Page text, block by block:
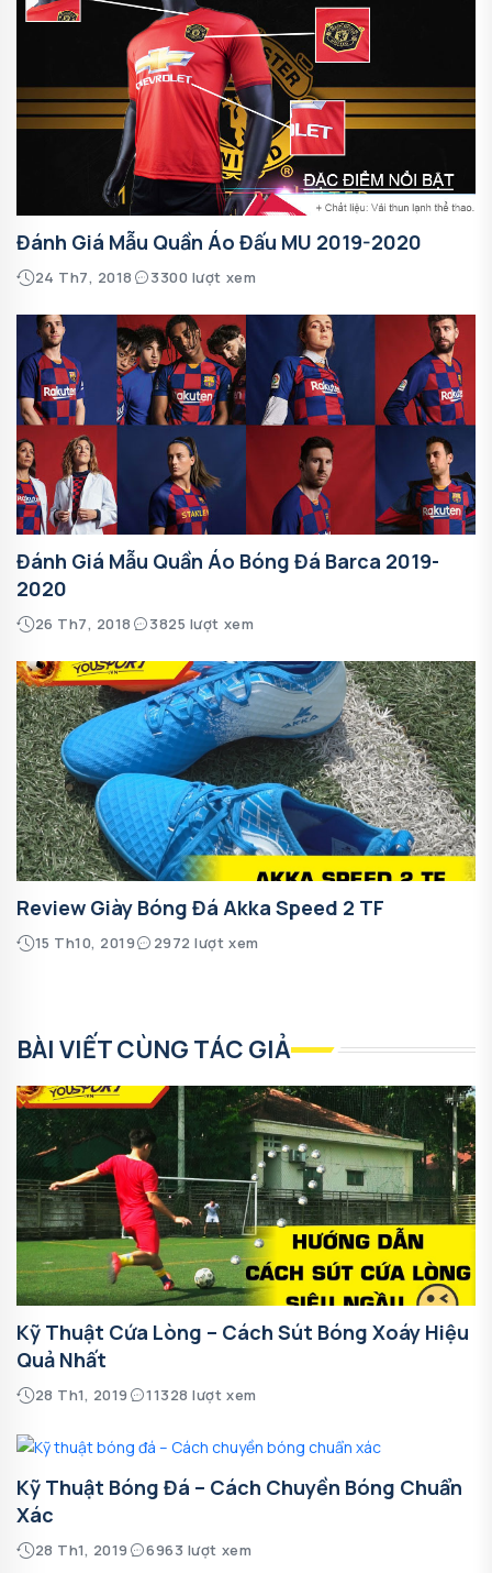
Đánh Giá Mẫu Quần Áo Đấu MU 2019-2020
24 Th7, 2018 3300 lượt xem
Đánh Giá Mẫu Quần Áo Bóng Đá Barca 2019-
2020
26 Th7, 2018 3825 lượt xem
Review Giày Bóng Đá Akka Speed 2 TF
15 Th10, 2019 2972 lượt xem
BÀI VIẾT CÙNG TÁC GIẢ
Kỹ Thuật Cứa Lòng – Cách Sút Bóng Xoáy Hiệu
Quả Nhất
28 Th1, 2019 11328 lượt xem
Kỹ Thuật Bóng Đá – Cách Chuyền Bóng Chuẩn
Xác
28 Th1, 2019 6963 lượt xem